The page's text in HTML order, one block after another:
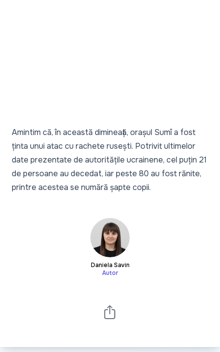
Amintim că, în această dimineață, orașul Sumî a fost
ținta unui atac cu rachete rusești. Potrivit ultimelor
date prezentate de autoritățile ucrainene, cel puțin 21
de persoane au decedat, iar peste 80 au fost rănite,
printre acestea se numără șapte copii.
Daniela Savin
Autor